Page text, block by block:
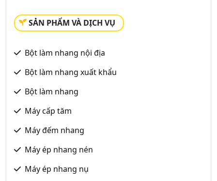
SẢN PHẨM VÀ DỊCH VỤ
Bột làm nhang nội địa
Bột làm nhang xuất khẩu
Bột làm nhang
Máy cấp tăm
Máy đếm nhang
Máy ép nhang nén
Máy ép nhang nụ